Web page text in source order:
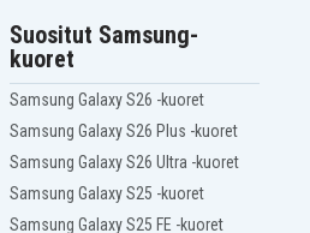
Suositut Samsung-
kuoret
Samsung Galaxy S26 -kuoret
Samsung Galaxy S26 Plus -kuoret
Samsung Galaxy S26 Ultra -kuoret
Samsung Galaxy S25 -kuoret
Samsung Galaxy S25 FE -kuoret